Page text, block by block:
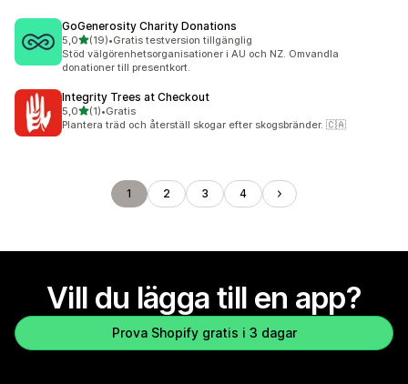
GoGenerosity Charity Donations
5,0av 5 stjärnor
(19)
19 recensioner totalt
•Gratis testversion tillgänglig
Stöd välgörenhetsorganisationer i AU och NZ. Omvandla
donationer till presentkort.
Integrity Trees at Checkout
5,0av 5 stjärnor
(1)
1 recensioner totalt
•Gratis
Plantera träd och återställ skogar efter skogsbränder. 🇨🇦
1 2 3 4
Vill du lägga till en app?
Prova Shopify gratis i 3 dagar